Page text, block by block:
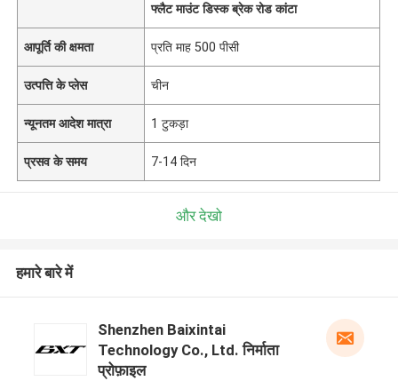
फ्लैट माउंट डिस्क ब्रेक रोड कांटा
आपूर्ति की क्षमता प्रति माह 500 पीसी
उत्पत्ति के प्लेस चीन
न्यूनतम आदेश मात्रा 1 टुकड़ा
प्रसव के समय 7-14 दिन
और देखो
हमारे बारे में
Shenzhen Baixintai
Technology Co., Ltd. निर्माता
प्रोफ़ाइल